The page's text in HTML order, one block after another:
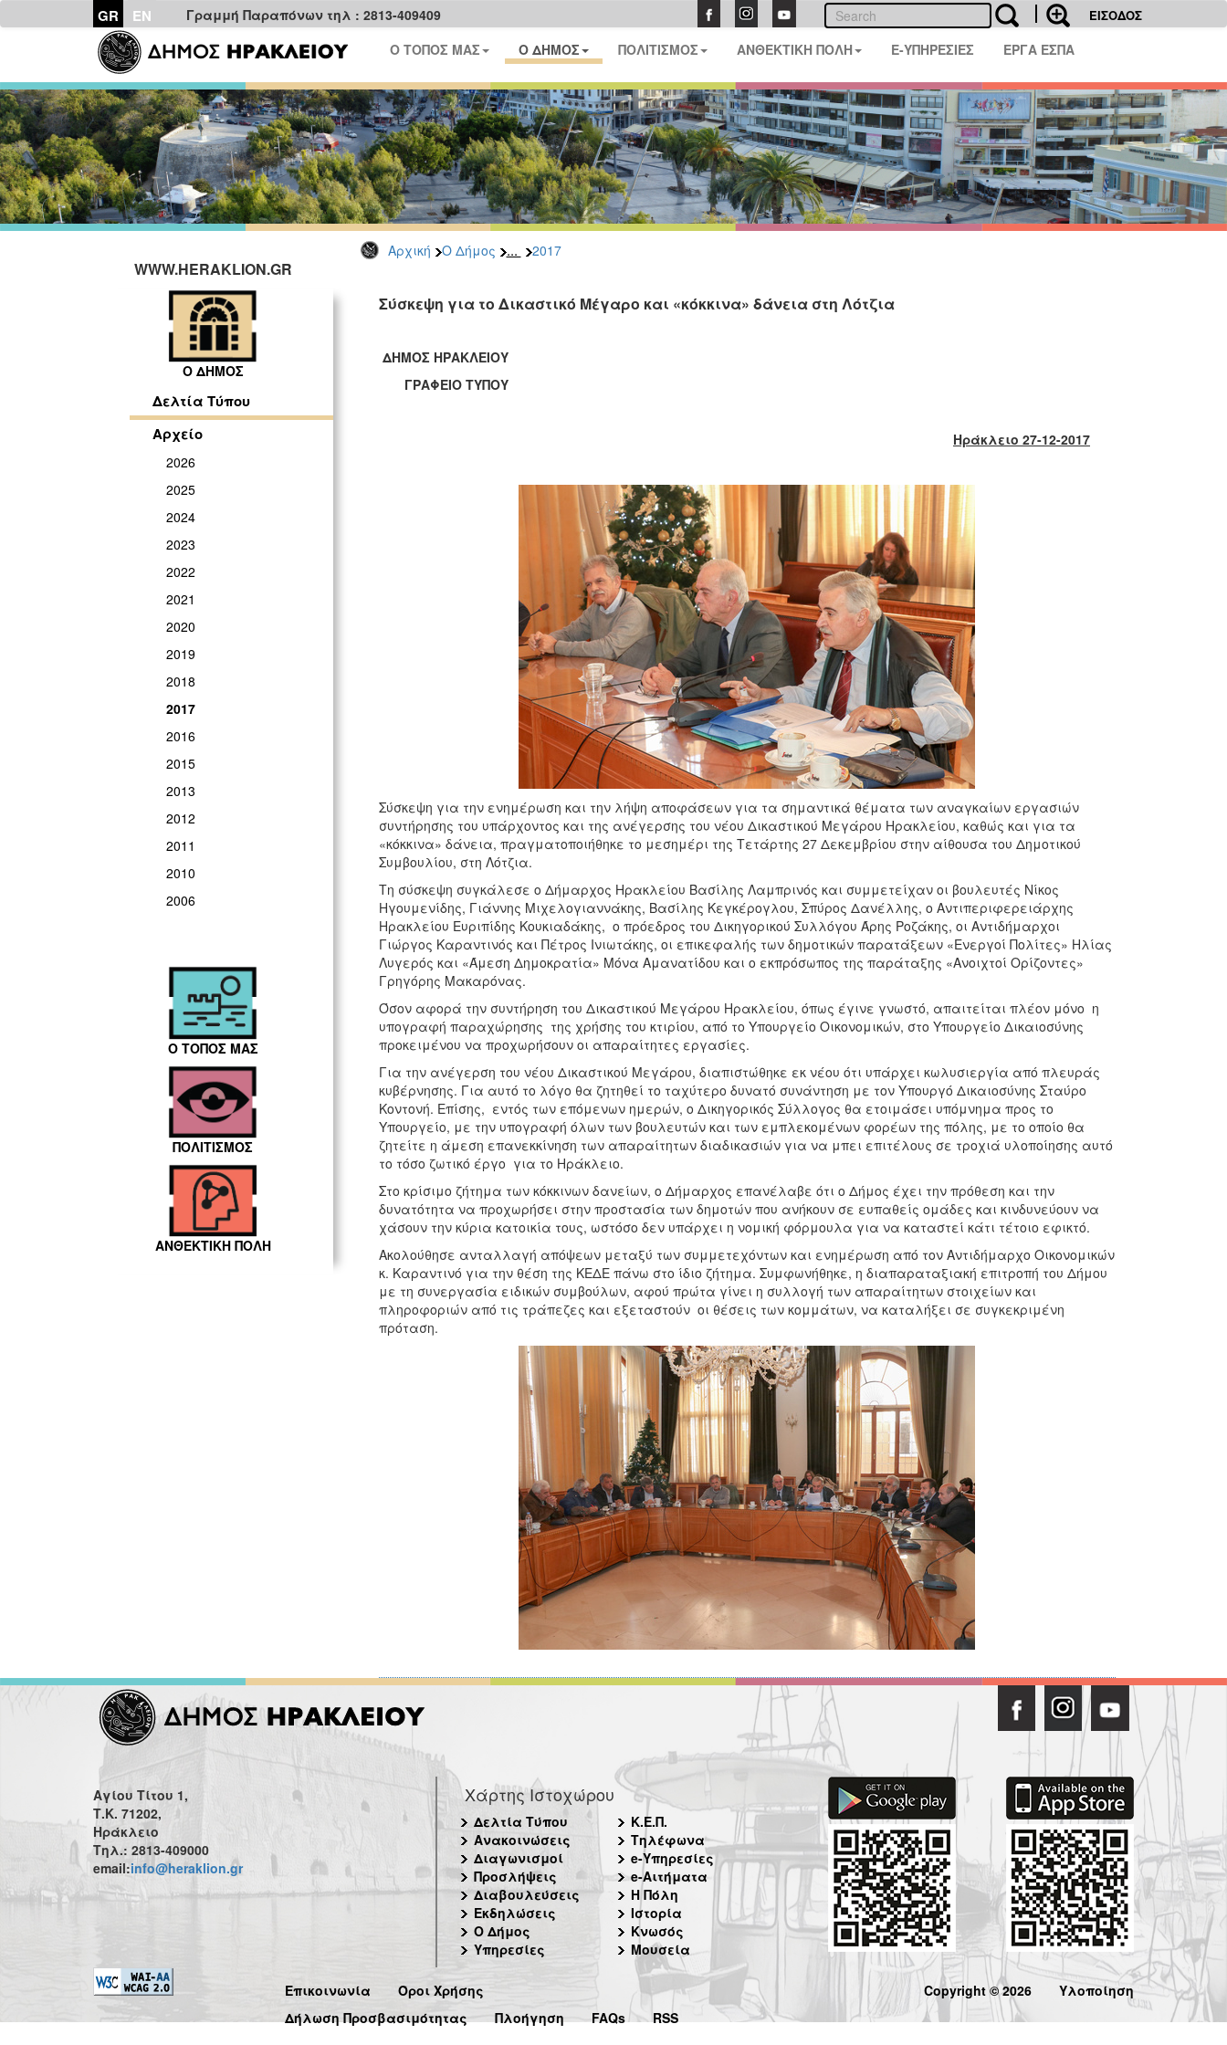
GR EN Γραμμή Παραπόνων τηλ : 2813-409409 ΕΙΣΟΔΟΣ
Ο ΤΟΠΟΣ ΜΑΣ Ο ΔΗΜΟΣ ΠΟΛΙΤΙΣΜΟΣ ΑΝΘΕΚΤΙΚΗ ΠΟΛΗ E-ΥΠΗΡΕΣΙΕΣ ΕΡΓΑ ΕΣΠΑ
Αρχική Ο Δήμος ... 2017
WWW.HERAKLION.GR
Ο ΔΗΜΟΣ
Δελτία Τύπου
Αρχείο
2026
2025
2024
2023
2022
2021
2020
2019
2018
2017
2016
2015
2013
2012
2011
2010
2006
Ο ΤΟΠΟΣ ΜΑΣ
ΠΟΛΙΤΙΣΜΟΣ
ΑΝΘΕΚΤΙΚΗ ΠΟΛΗ
Σύσκεψη για το Δικαστικό Μέγαρο και «κόκκινα» δάνεια στη Λότζια
ΔΗΜΟΣ ΗΡΑΚΛΕΙΟΥ
ΓΡΑΦΕΙΟ ΤΥΠΟΥ
Ηράκλειο 27-12-2017
Σύσκεψη για την ενημέρωση και την λήψη αποφάσεων για τα σημαντικά θέματα των αναγκαίων εργασιών
συντήρησης του υπάρχοντος και της ανέγερσης του νέου Δικαστικού Μεγάρου Ηρακλείου, καθώς και για τα
«κόκκινα» δάνεια, πραγματοποιήθηκε το μεσημέρι της Τετάρτης 27 Δεκεμβρίου στην αίθουσα του Δημοτικού
Συμβουλίου, στη Λότζια.
Τη σύσκεψη συγκάλεσε ο Δήμαρχος Ηρακλείου Βασίλης Λαμπρινός και συμμετείχαν οι βουλευτές Νίκος
Ηγουμενίδης, Γιάννης Μιχελογιαννάκης, Βασίλης Κεγκέρογλου, Σπύρος Δανέλλης, ο Αντιπεριφερειάρχης
Ηρακλείου Ευριπίδης Κουκιαδάκης, ο πρόεδρος του Δικηγορικού Συλλόγου Άρης Ροζάκης, οι Αντιδήμαρχοι
Γιώργος Καραντινός και Πέτρος Ινιωτάκης, οι επικεφαλής των δημοτικών παρατάξεων «Ενεργοί Πολίτες» Ηλίας
Λυγερός και «Άμεση Δημοκρατία» Μόνα Αμανατίδου και ο εκπρόσωπος της παράταξης «Ανοιχτοί Ορίζοντες»
Γρηγόρης Μακαρόνας.
Όσον αφορά την συντήρηση του Δικαστικού Μεγάρου Ηρακλείου, όπως έγινε γνωστό, απαιτείται πλέον μόνο η
υπογραφή παραχώρησης της χρήσης του κτιρίου, από το Υπουργείο Οικονομικών, στο Υπουργείο Δικαιοσύνης
προκειμένου να προχωρήσουν οι απαραίτητες εργασίες.
Για την ανέγερση του νέου Δικαστικού Μεγάρου, διαπιστώθηκε εκ νέου ότι υπάρχει κωλυσιεργία από πλευράς
κυβέρνησης. Για αυτό το λόγο θα ζητηθεί το ταχύτερο δυνατό συνάντηση με τον Υπουργό Δικαιοσύνης Σταύρο
Κοντονή. Επίσης, εντός των επόμενων ημερών, ο Δικηγορικός Σύλλογος θα ετοιμάσει υπόμνημα προς το
Υπουργείο, με την υπογραφή όλων των βουλευτών και των εμπλεκομένων φορέων της πόλης, με το οποίο θα
ζητείτε η άμεση επανεκκίνηση των απαραίτητων διαδικασιών για να μπει επιτέλους σε τροχιά υλοποίησης αυτό
το τόσο ζωτικό έργο για το Ηράκλειο.
Στο κρίσιμο ζήτημα των κόκκινων δανείων, ο Δήμαρχος επανέλαβε ότι ο Δήμος έχει την πρόθεση και την
δυνατότητα να προχωρήσει στην προστασία των δημοτών που ανήκουν σε ευπαθείς ομάδες και κινδυνεύουν να
χάσουν την κύρια κατοικία τους, ωστόσο δεν υπάρχει η νομική φόρμουλα για να καταστεί κάτι τέτοιο εφικτό.
Ακολούθησε ανταλλαγή απόψεων μεταξύ των συμμετεχόντων και ενημέρωση από τον Αντιδήμαρχο Οικονομικών
κ. Καραντινό για την θέση της ΚΕΔΕ πάνω στο ίδιο ζήτημα. Συμφωνήθηκε, η διαπαραταξιακή επιτροπή του Δήμου
με τη συνεργασία ειδικών συμβούλων, αφού πρώτα γίνει η συλλογή των απαραίτητων στοιχείων και
πληροφοριών από τις τράπεζες και εξεταστούν οι θέσεις των κομμάτων, να καταλήξει σε συγκεκριμένη
πρόταση.
Αγίου Τίτου 1,
Τ.Κ. 71202,
Ηράκλειο
Τηλ.: 2813-409000
email:info@heraklion.gr
Χάρτης Ιστοχώρου
Δελτία Τύπου
Ανακοινώσεις
Διαγωνισμοί
Προσλήψεις
Διαβουλεύσεις
Εκδηλώσεις
Ο Δήμος
Υπηρεσίες
Κ.Ε.Π.
Τηλέφωνα
e-Υπηρεσίες
e-Αιτήματα
Η Πόλη
Ιστορία
Κνωσός
Μουσεία
Επικοινωνία
Όροι Χρήσης
Δήλωση Προσβασιμότητας
Πλοήγηση FAQs RSS
Copyright © 2026 Υλοποίηση